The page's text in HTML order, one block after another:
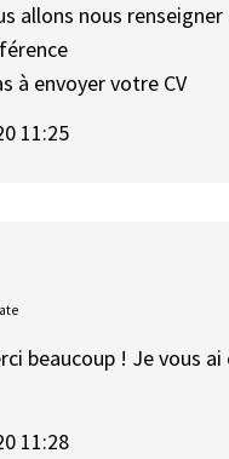
allons nous renseigner
à envoyer votre CV
11:25
beaucoup ! Je vous ai
11:28